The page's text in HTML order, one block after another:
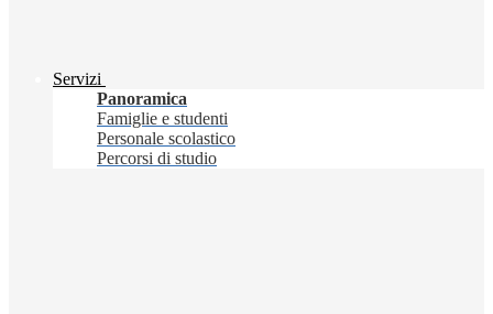
Servizi
Panoramica
Famiglie e studenti
Personale scolastico
Percorsi di studio